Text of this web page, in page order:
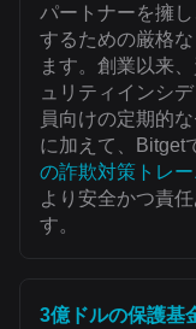
パートナーを擁
するための厳格
ます。創業以来
ュリティインシ
員向けの定期的
に加えて、Bitget
の詐欺対策トレ
より安全かつ責
す。
3億ドルの保護基